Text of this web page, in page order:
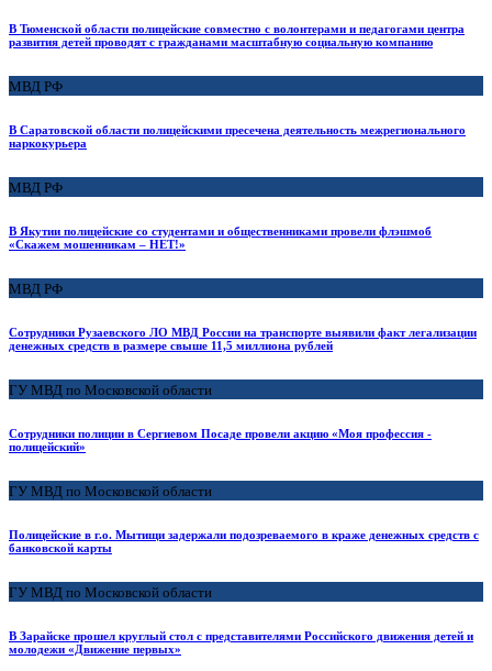
В Тюменской области полицейские совместно с волонтерами и педагогами центра
развития детей проводят с гражданами масштабную социальную компанию
МВД РФ
В Саратовской области полицейскими пресечена деятельность межрегионального
наркокурьера
МВД РФ
В Якутии полицейские со студентами и общественниками провели флэшмоб
«Скажем мошенникам – НЕТ!»
МВД РФ
Сотрудники Рузаевского ЛО МВД России на транспорте выявили факт легализации
денежных средств в размере свыше 11,5 миллиона рублей
ГУ МВД по Московской области
Сотрудники полиции в Сергиевом Посаде провели акцию «Моя профессия -
полицейский»
ГУ МВД по Московской области
Полицейские в г.о. Мытищи задержали подозреваемого в краже денежных средств с
банковской карты
ГУ МВД по Московской области
В Зарайске прошел круглый стол с представителями Российского движения детей и
молодежи «Движение первых»